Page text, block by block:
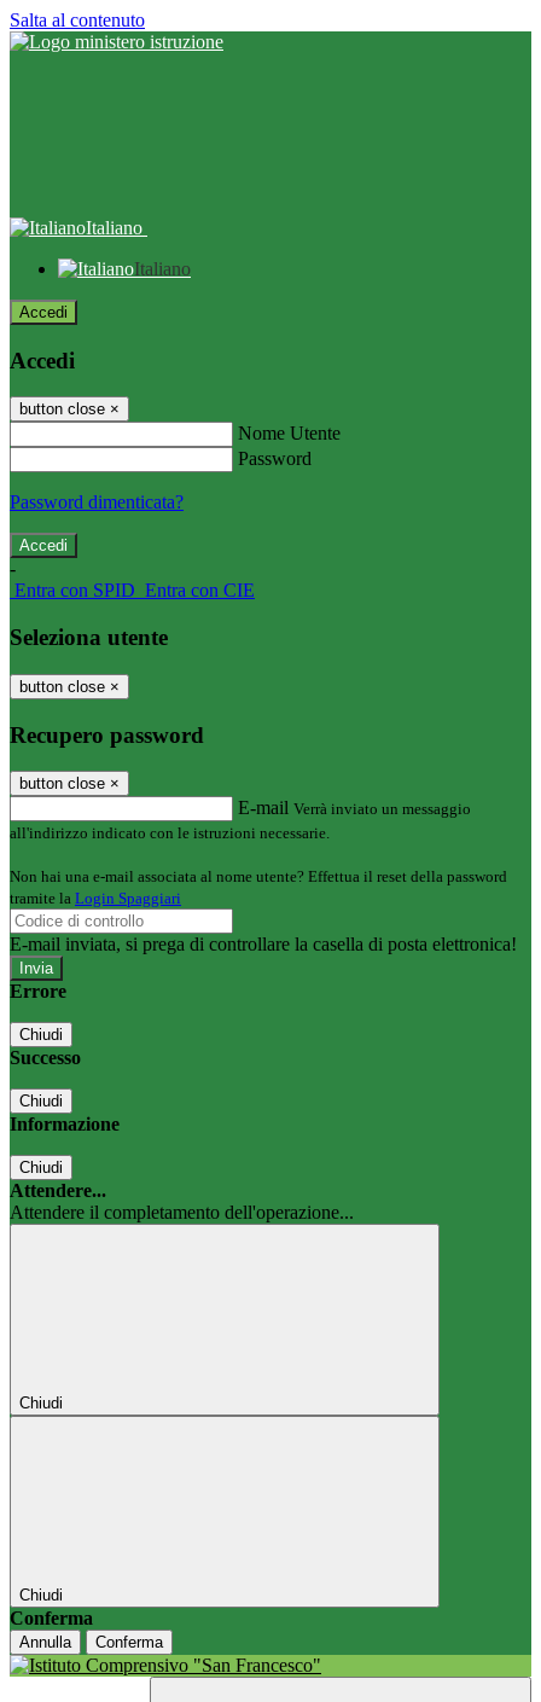
Salta al contenuto
Italiano
Italiano
Accedi
Accedi
button close ×
Nome Utente
Password
Password dimenticata?
-
Entra con SPID Entra con CIE
Seleziona utente
button close ×
Recupero password
button close ×
E-mail Verrà inviato un messaggio
all'indirizzo indicato con le istruzioni necessarie.
Non hai una e-mail associata al nome utente? Effettua il reset della password
tramite la Login Spaggiari
E-mail inviata, si prega di controllare la casella di posta elettronica!
Errore
Chiudi
Successo
Chiudi
Informazione
Chiudi
Attendere...
Attendere il completamento dell'operazione...
Chiudi
Chiudi
Conferma
Annulla Conferma